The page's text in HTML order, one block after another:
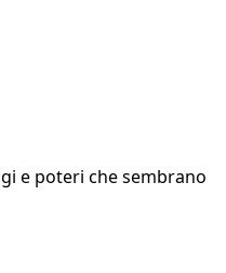
e poteri che sembrano